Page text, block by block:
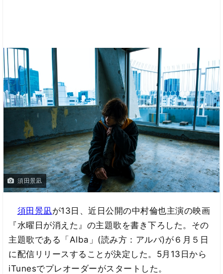
須田景凪
須田景凪が13日、近日公開の中村倫也主演の映画
『水曜日が消えた』の主題歌を書き下ろした。その
主題歌である「Alba」(読み方：アルバ)が６月５日
に配信リリースすることが決定した。5月13日から
iTunesでプレオーダーがスタートした。